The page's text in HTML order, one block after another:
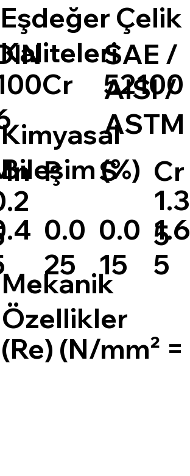
SAE /
AISI /
ASTM
52100
Eşdeğer Çelik
Kaliteleri
Kimyasal
Bileşim (%)
P S Cr
1.3
5
0.0
25
0.0
15
1.6
5
(N/mm² =
Mekanik
Özellikler